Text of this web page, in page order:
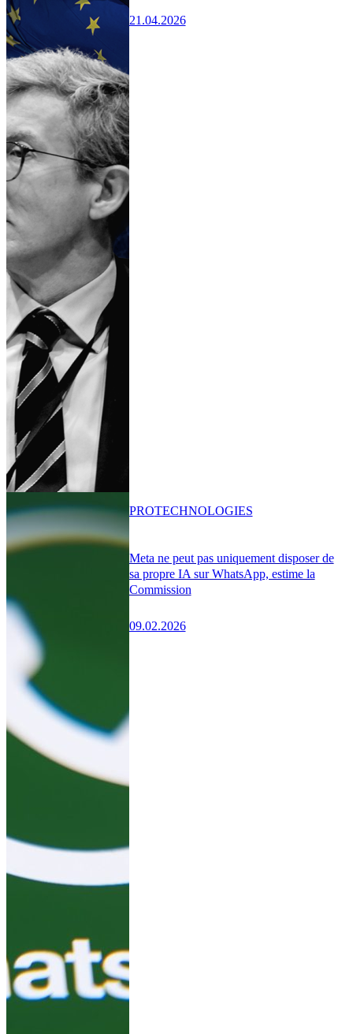
21.04.2026
Meta ne peut pas uniquement disposer de
sa propre IA sur WhatsApp, estime la
Commission
09.02.2026
PROTECHNOLOGIES